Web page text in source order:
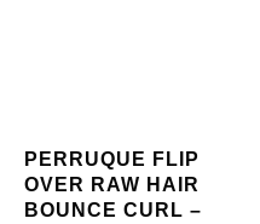
PERRUQUE FLIP
OVER RAW HAIR
BOUNCE CURL –